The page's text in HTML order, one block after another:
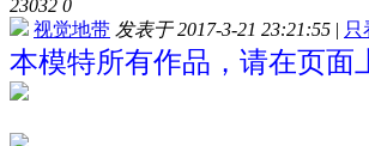
23032 0
视觉地带 发表于 2017-3-21 23:21:55 | 只
本模特所有作品，请在页面